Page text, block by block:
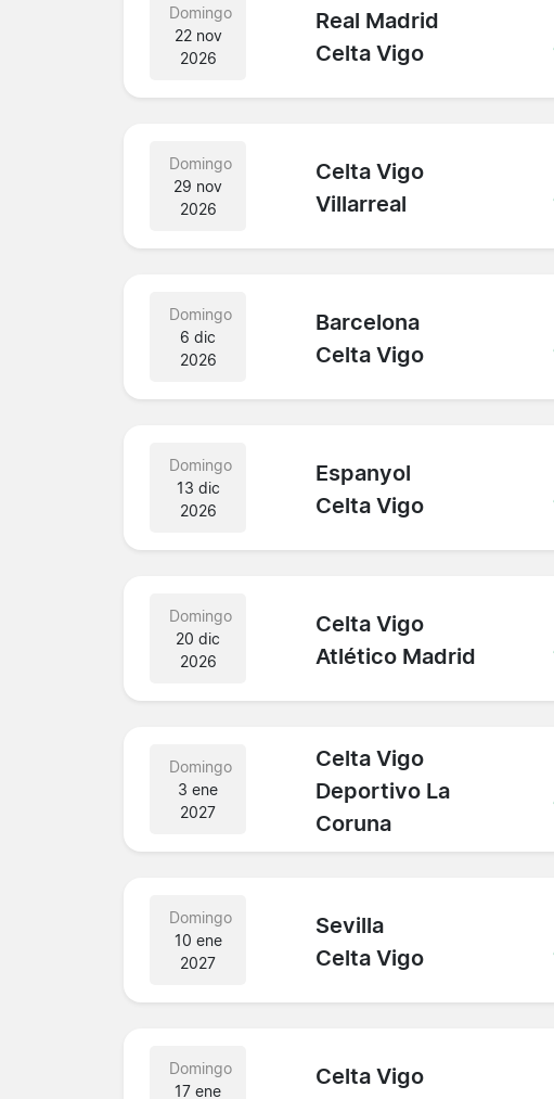
Domingo
22 nov
2026
Real Madrid
Celta Vigo
Domingo
29 nov
2026
Celta Vigo
Villarreal
Domingo
6 dic
2026
Barcelona
Celta Vigo
Domingo
13 dic
2026
Espanyol
Celta Vigo
Domingo
20 dic
2026
Celta Vigo
Atlético Madrid
Domingo
3 ene
2027
Celta Vigo
Deportivo La
Coruna
Domingo
10 ene
2027
Sevilla
Celta Vigo
Domingo
17 ene
Celta Vigo